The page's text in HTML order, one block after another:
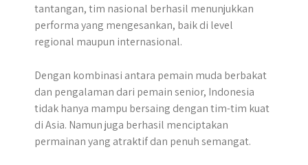
tantangan, tim nasional berhasil menunjukkan
performa yang mengesankan, baik di level
regional maupun internasional.
Dengan kombinasi antara pemain muda berbakat
dan pengalaman dari pemain senior, Indonesia
tidak hanya mampu bersaing dengan tim-tim kuat
di Asia. Namun juga berhasil menciptakan
permainan yang atraktif dan penuh semangat.